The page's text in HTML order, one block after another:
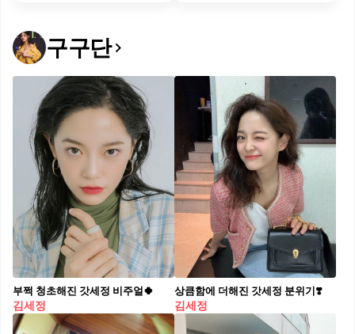
구구단
부쩍 청초해진 갓세정 비주얼🍀
김세정
상큼함에 더해진 갓세정 분위기❣️
김세정